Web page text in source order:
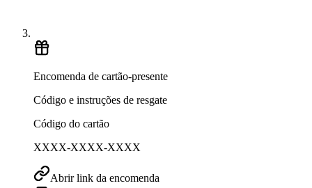
Encomenda de cartão-presente
Código e instruções de resgate
Código do cartão
XXXX-XXXX-XXXX
Abrir link da encomenda